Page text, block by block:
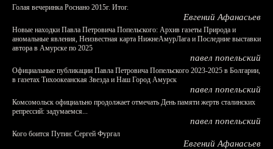
Голая вечеринка Роснано 2015г. Итог.
Евгений Афанасьев
Новые находки Павла Петровича Попельского: Архив газеты Природа и
аномальные явления, Неизвестная карта НижнеАмурЛага и Последние выставки
автора в Амурске по 2025
павел попельский
Официальные публикации Павла Петровича Попельского 2023-2025 в Болгарии,
в газетах Тихоокеанская Звезда и Наш Город Амурск
павел попельский
Комсомольск официально продолжает отмечать День памяти жертв сталинских
репрессий: задумаемся...
павел попельский
Кого боится Путин: Сергей Фургал
Евгений Афанасьев